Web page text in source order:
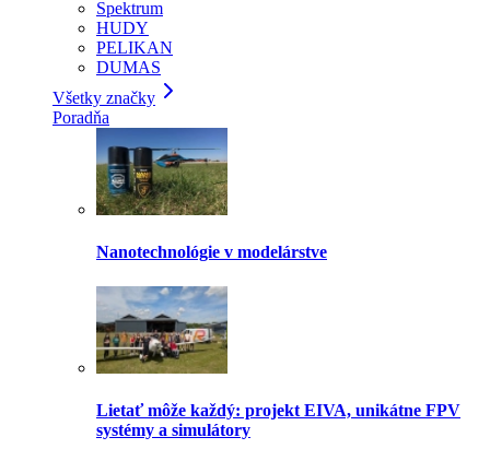
Spektrum
HUDY
PELIKAN
DUMAS
Všetky značky
Poradňa
Nanotechnológie v modelárstve
Lietať môže každý: projekt EIVA, unikátne FPV
systémy a simulátory